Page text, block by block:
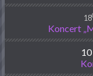
18
Koncert